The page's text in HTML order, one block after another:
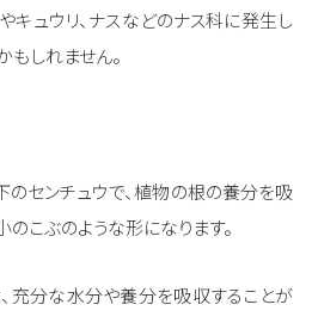
キュウリ、ナスなどのナス科に発生し
もしれません。
センチュウで、植物の根の養分を吸
こぶのような形になります。
充分な水分や養分を吸収することが